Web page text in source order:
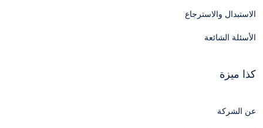
الاستبدال والاسترجاع
الأسئلة الشائعة
كذا ميزة
عن الشركة